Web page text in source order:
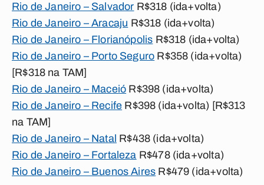
Rio de Janeiro – Salvador R$318 (ida+volta)
Rio de Janeiro – Aracaju R$318 (ida+volta)
Rio de Janeiro – Florianópolis R$318 (ida+volta)
Rio de Janeiro – Porto Seguro R$358 (ida+volta)
[R$318 na TAM]
Rio de Janeiro – Maceió R$398 (ida+volta)
Rio de Janeiro – Recife R$398 (ida+volta) [R$313
na TAM]
Rio de Janeiro – Natal R$438 (ida+volta)
Rio de Janeiro – Fortaleza R$478 (ida+volta)
Rio de Janeiro – Buenos Aires R$479 (ida+volta)